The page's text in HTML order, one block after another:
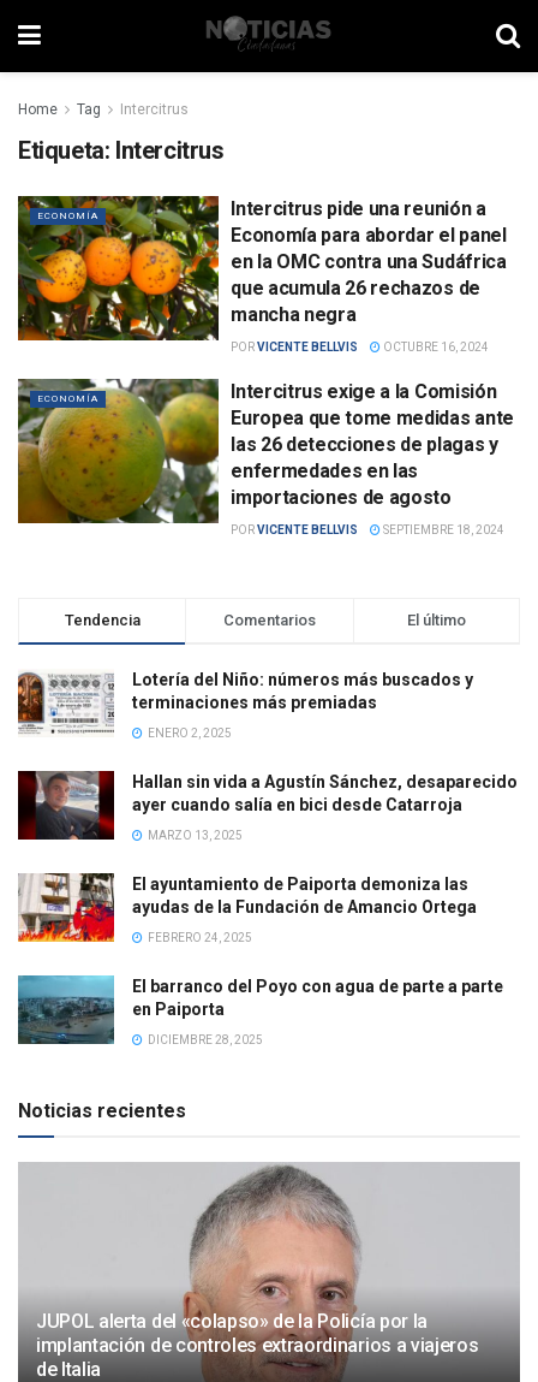
Home Tag Intercitrus
Etiqueta: Intercitrus
ECONOMÍA
Intercitrus pide una reunión a
Economía para abordar el panel
en la OMC contra una Sudáfrica
que acumula 26 rechazos de
mancha negra
PORVICENTE BELLVIS OCTUBRE 16, 2024
ECONOMÍA
Intercitrus exige a la Comisión
Europea que tome medidas ante
las 26 detecciones de plagas y
enfermedades en las
importaciones de agosto
PORVICENTE BELLVIS SEPTIEMBRE 18, 2024
Tendencia Comentarios El último
Lotería del Niño: números más buscados y
terminaciones más premiadas
ENERO 2, 2025
Hallan sin vida a Agustín Sánchez, desaparecido
ayer cuando salía en bici desde Catarroja
MARZO 13, 2025
El ayuntamiento de Paiporta demoniza las
ayudas de la Fundación de Amancio Ortega
FEBRERO 24, 2025
El barranco del Poyo con agua de parte a parte
en Paiporta
DICIEMBRE 28, 2025
Noticias recientes
JUPOL alerta del «colapso» de la Policía por la
implantación de controles extraordinarios a viajeros
de Italia